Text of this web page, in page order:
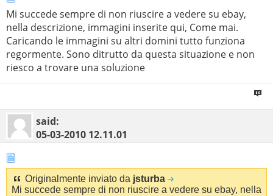
Description . . . . . . . . . . . : Realtek
Physical Address. . . . . . . . . : 00-1F-D0-
        Dhcp Enabled. . . . . . . . . . . : Yes
        Autoconfiguration Enabled . . . . : Yes
IP Address. . . . . . . . . . . . :
Default Gateway . . . . . . . . . :
DHCP Server . . . . . . . . . . . :
DNS Servers . . . . . . . . . . . :
Lease Obtained. . . . . . . . . . : 2010년 2월
Stato supporto. . . . . . . . . . . . : Supporto
   Suffisso DNS specifico per connessione:
Descrizione . . . . . . . . . . . . . : Microsoft
Indirizzo fisico. . . . . . . . . . . : 00-00-00-
   DHCP abilitato. . . . . . . . . . . . : No
   Configurazione automatica abilitata   : S
Indirizzo fisico. . . . . . . . . . . : 00-00-00-
   DHCP abilitato. . . . . . . . . . . . : No
   Configurazione automatica abilitata   : S
Indirizzo IPv6 locale rispetto al collegamento .
   Gateway predefinito . . . . . . . . . : ::
   NetBIOS su TCP/IP . . . . . . . . . . : Disattivato
Connesso a urbanlabs.altervista.org.
220---------- AlterVista FTP, based on Pure-FTPd
  4    50 ms    51 ms    51 ms  80.17.209.206
  5    75 ms   147 ms    57 ms  172.17.4.61
6    66 ms    66 ms    67 ms  r-rm213-crs-
  7    68 ms    68 ms    69 ms  172.17.6.113
8    70 ms    69 ms    69 ms  mil26-ibs-resid-
10    67 ms    66 ms    67 ms  ge-0-0-0-
11    90 ms    89 ms   113 ms  xe-9-1-
12    92 ms    91 ms    92 ms  rapidswitch-
13     *        *        *     Richiesta scaduta.
Mi succede sempre di non riuscire a vedere su ebay,
nella descrizione, immagini inserite qui, Come mai.
Caricando le immagini su altri domini tutto funziona
regormente. Sono ditrutto da questa situazione e non
riesco a trovare una soluzione
said:
05-03-2010 12.11.01
Originalmente inviato da jsturba
Mi succede sempre di non riuscire a vedere su ebay, nella